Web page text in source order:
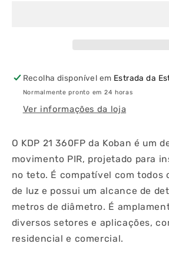
Recolha disponível em Estrada da
Normalmente pronto em 24 horas
Ver informações da loja
O KDP 21 360FP da Koban é um
movimento PIR, projetado para
no teto. É compatível com todos
de luz e possui um alcance de
metros de diâmetro. É
diversos setores e aplicações,
residencial e comercial.